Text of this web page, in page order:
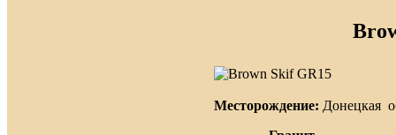
Месторождение: Донецкая